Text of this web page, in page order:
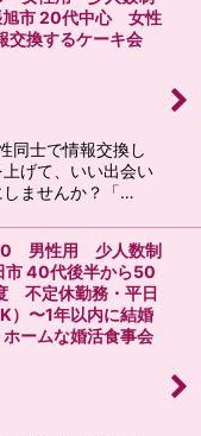
旭市 20代中心 女性
交換するケーキ会
同士で情報交換し
げて、いい出会い
しませんか？「…
男性用 少人数制
市 40代後半から50
不定休勤務・平日
〜1年以内に結婚
ームな婚活食事会